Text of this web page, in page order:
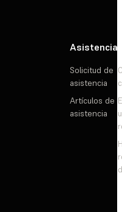
Asistencia
Solicitud de
asistencia
Artículos de
asistencia